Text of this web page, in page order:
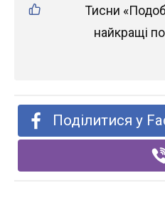
Тисни
найкращі
Поділитися у